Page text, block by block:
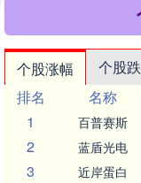
个股涨幅 个股
排名
名称
1
百普赛斯
2 蓝盾光电
3 近岸蛋白